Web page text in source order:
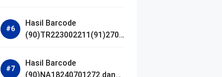
Hasil Barcode
(90)TR223002211(91)2701
Hasil Barcode
(90)NA18240701272 dan